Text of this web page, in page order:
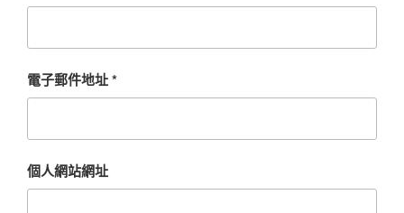
電子郵件地址*
個人網站網址